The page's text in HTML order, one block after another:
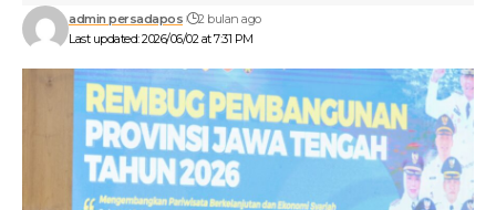
Last updated: 2026/06/02 at 7:31 PM
admin persadapos 2 bulan ago